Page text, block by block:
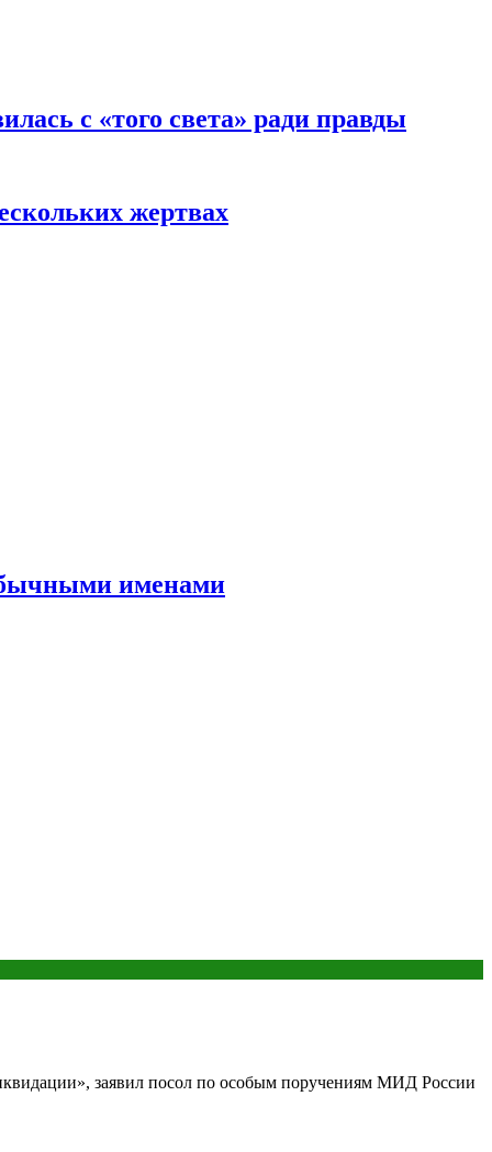
с «того света» ради правды
жертвах
именами
заявил посол по особым поручениям МИД России